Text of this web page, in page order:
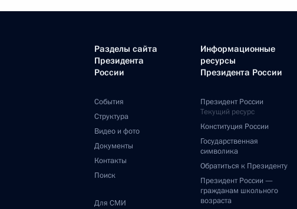
Разделы сайта
Президента
России
События
Структура
Видео и фото
Документы
Контакты
Поиск
Для СМИ
Информационные
ресурсы
Президента России
Президент России
Текущий ресурс
Конституция России
Государственная
символика
Обратиться к Президенту
Президент России —
гражданам школьного
возраста